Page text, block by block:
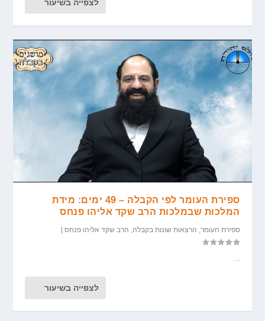
לצפייה בשיעור
ספירת העומר לפי הקבלה – 49 ימים: מידת
המלכות שבמלכות הרב שקד אליהו פנחס
ספירת העומר, הרצאות שונות בקבלה, הרב שקד אליהו פנחס
...
לצפייה בשיעור